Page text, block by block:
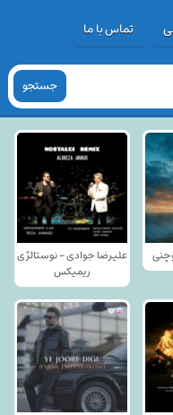
تماس با ما
جستجو
علیرضا جوادی - نوستالژی
ریمیکس